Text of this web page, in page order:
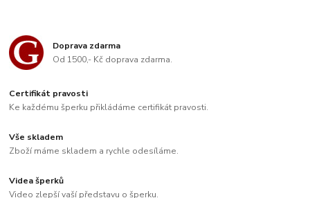
Doprava zdarma
Od 1500,- Kč doprava zdarma.
Certifikát pravosti
Ke každému šperku přikládáme certifikát pravosti.
Vše skladem
Zboží máme skladem a rychle odesíláme.
Videa šperků
Video zlepší vaší představu o šperku.